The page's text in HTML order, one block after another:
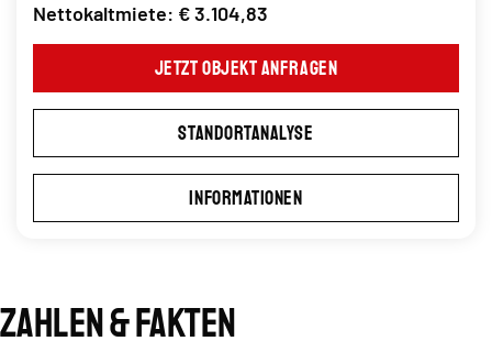
Nettokaltmiete: € 3.104,83
Jetzt Objekt anfragen
Standortanalyse
Informationen
Zahlen & Fakten